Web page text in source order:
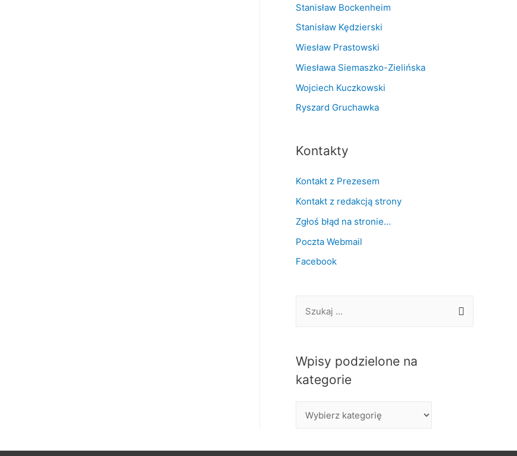
Stanisław Bockenheim
Stanisław Kędzierski
Wiesław Prastowski
Wiesława Siemaszko-Zielińska
Wojciech Kuczkowski
Ryszard Gruchawka
Kontakty
Kontakt z Prezesem
Kontakt z redakcją strony
Zgłoś błąd na stronie…
Poczta Webmail
Facebook
k
a
Wpisy podzielone na
kategorie